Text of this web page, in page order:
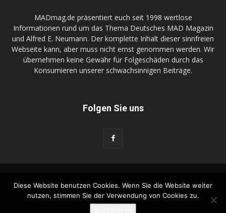
MADmag.de präsentiert euch seit 1998 wertlose
Informationen rund um das Thema Deutsches MAD Magazin
und Alfred E. Neumann. Der komplette Inhalt dieser sinnfreien
Webseite kann, aber muss nicht ernst genommen werden. Wir
übernehmen keine Gewähr für Folgeschäden durch das
Konsumieren unserer schwachsinnigen Beiträge.
Folgen Sie uns
Wir kaufen Dein MAD Zeugs
Advertise on MADmag.de
Datenschutzerklärung
Impressum MADtrash.com
Diese Website benutzen Cookies. Wenn Sie die Website weiter
nutzen, stimmen Sie der Verwendung von Cookies zu.